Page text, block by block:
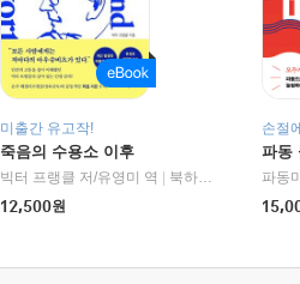
미출간 유고작!
죽음의 수용소 이후
빅터 프랭클 저/유영미 역
북하우스
12,500원
손절
파동
파동